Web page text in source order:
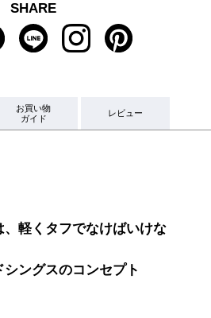
SHARE
お買い物
ガイド
レビュー
、軽くタフでなけばいけな
ングスのコンセプト